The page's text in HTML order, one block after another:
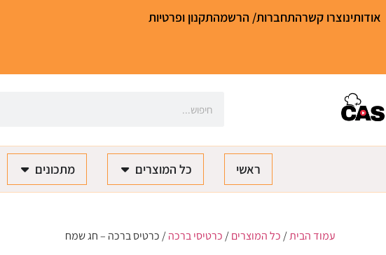
אודותינוצרו קשרהתחברות/ הרשמהתקנון ופרטיות
ראשי כל המוצרים מתכונים
עמוד הבית/כל המוצרים/כרטיסי ברכה/ כרטיס ברכה – חג שמח